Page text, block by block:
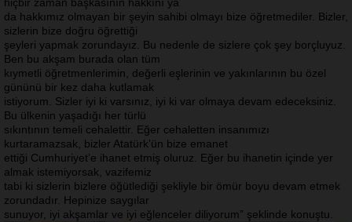
da hakkımız olmayan bir şeyin sahibi olmayı bize öğretmediler. Bizler,
sizlerin bize doğru öğrettiği
şeyleri yapmak zorundayız. Bu nedenle de sizlere çok şey borçluyuz.
Ben bu akşam burada olan tüm
kıymetli öğretmenlerimin, değerli eşlerinin ve yakınlarının bu özel
gününü bir kez daha kutlamak
istiyorum. Sizler iyi ki varsınız, iyi ki var olmaya devam edeceksiniz.
Bu ülkenin yaşadığı her türlü
sıkıntının temeli cehalettir. Eğer cehaletten insanımızı
kurtaramazsak, bizler Atatürk’ün bize emanet
ettiği Cumhuriyet’e ihanet etmiş oluruz. Eğer bu ihanetin içinde yer
almak istemiyorsak, vazifemiz
tabi ki sizlerin bizlere öğütlediği şekliyle bir ömür boyu devam etmek
zorundadır. Hepinize saygılar
sunuyor, iyi akşamlar ve iyi eğlenceler diliyorum” şeklinde konuştu.